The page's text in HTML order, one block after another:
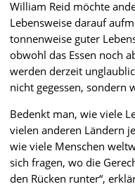
William Reid möchte
Lebensweise darauf
tonnenweise guter
obwohl das Essen noch
werden derzeit
nicht gegessen, sondern
Bedenkt man, wie viele
vielen anderen Ländern
wie viele Menschen
sich fragen, wo die
den Rücken runter“,